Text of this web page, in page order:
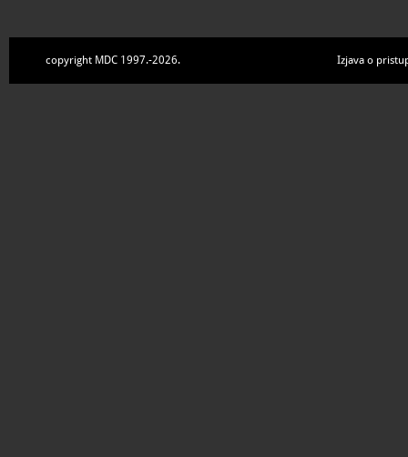
copyright MDC 1997.-2026. Izjava o